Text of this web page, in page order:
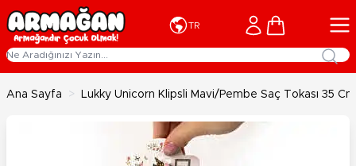
İçeriğe geç
TR Cart
Ana Sayfa > Lukky Unicorn Klipsli Mavi/Pembe Saç Tokası 35 Cm